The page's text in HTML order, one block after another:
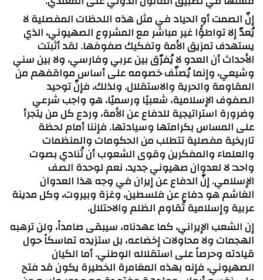
إنّ الصمت أو الحياد في مثل هذه اللحظات المفصلية لا
يُعدّ إلا تواطؤًا غير مباشر مع المشروع الصهيوني، الذي
يستهدف تمزيق الأمة وتفكيك صفوفها. لقد أثبتت
الأحداث أن العدو لا يُفرّق بين عربي وفارسي، ولا بين سني
وشيعي، وإنما يُصنّف خصومه على أساس مواقفهم من
المقاومة والحرية والاستقلال. ولذلك، فإنّ توحيد
الصفوف الإسلامية، شعبيًا ورسميًا، هو واجب شرعي
وضرورة استراتيجية للدفاع عن الأمة، وردع كل من يتجرأ
على المساس بكرامتها وسيادتها. فإننا أمام لحظة
تاريخية مفصلية تتطلب من الحكومات والمنظمات
والعلماء والمفكرين وقوى الشعوب أن تُنادي بصوت
واحد: لا لعدوان صهيوني جديد، نعم لوحدة الصف
الإسلامي. إنّ الدفاع عن إيران في وجه هذا العدوان
الغاشم هو دفاع عن فلسطين، وغزة وبيروت، وكل مدينة
عربية وإسلامية تُقاوم الظلم والاحتلال.
إن الشعب الإيراني، كما عهدناه، سيبقى صامداً، ولن ترهبه
الهجمات ولا محاولات إخضاعه، بل ستزيده تماسكاً حول
قيادته وحرصاً على استقلاله الوطني. أما الكيان
الصهيوني، فإنه بهذه المغامرة الخطيرة يكون قد فتح